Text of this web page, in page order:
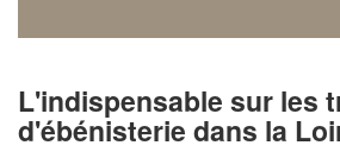
L'indispensable sur les
d'ébénisterie dans la